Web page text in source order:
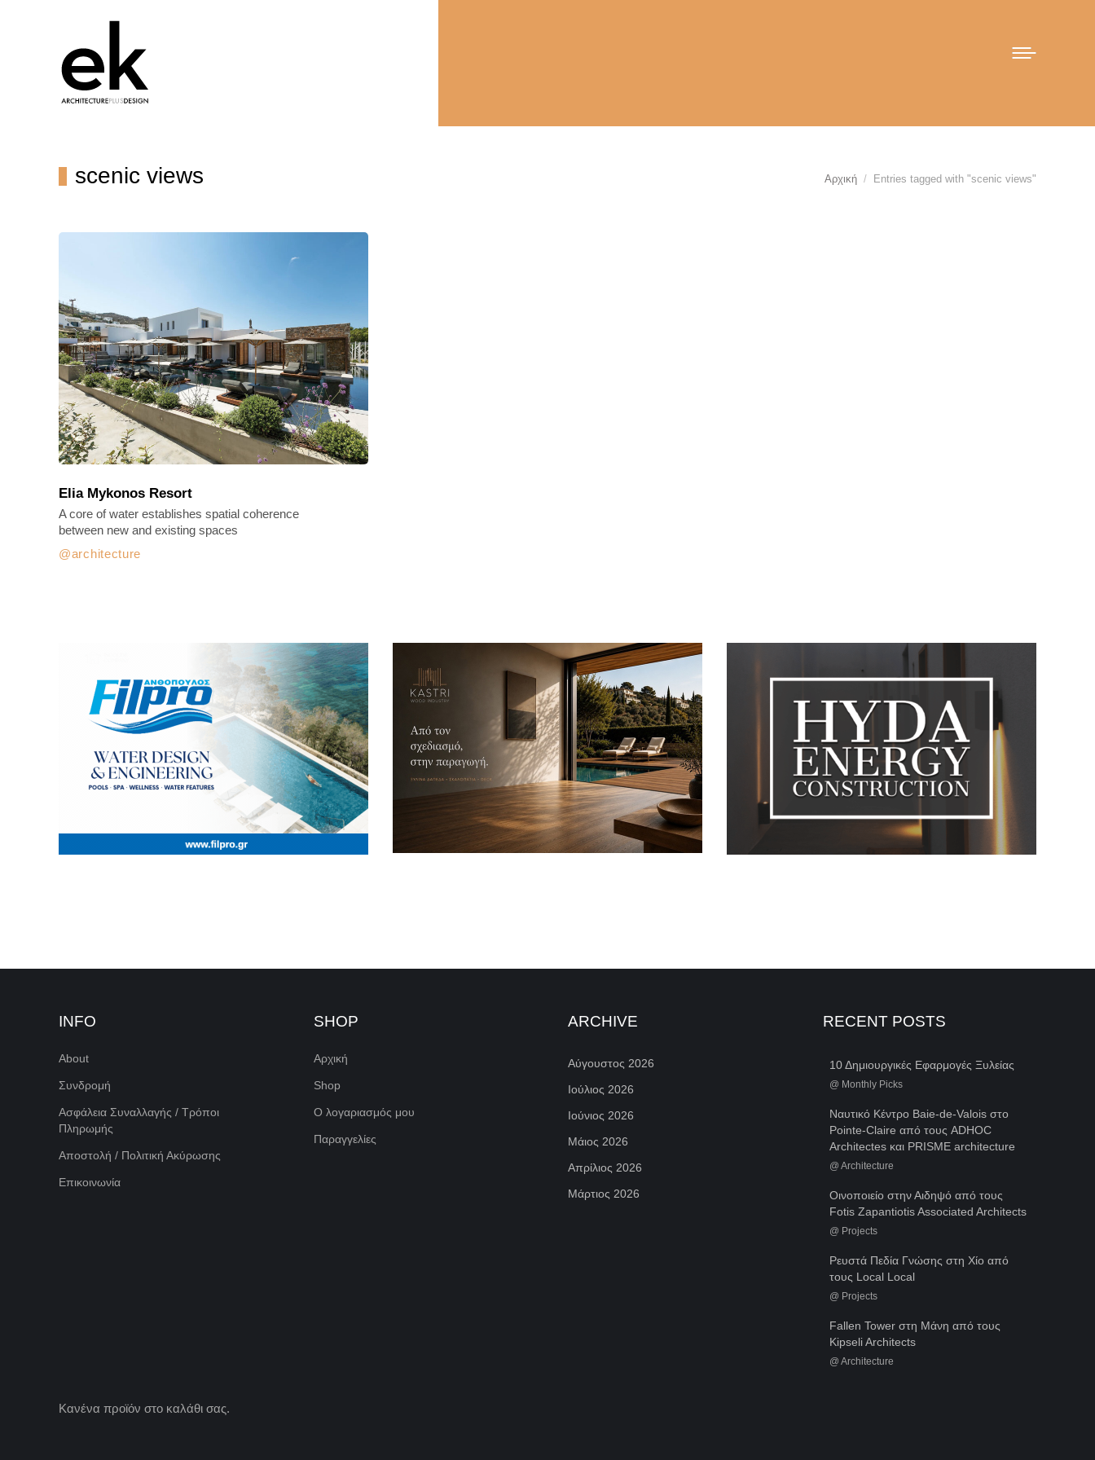
scenic views You are here:
Αρχική Entries tagged with "scenic views"
Εlia Mykonos Resort
architecture
A core of water establishes spatial coherence
between new and existing spaces
INFO
About
Συνδρομή
Ασφάλεια Συναλλαγής / Τρόποι
Πληρωμής
Αποστολή / Πολιτική Ακύρωσης
Επικοινωνία
SHOP
Αρχική
Shop
Ο λογαριασμός μου
Παραγγελίες
ARCHIVE
Αύγουστος 2026
Ιούλιος 2026
Ιούνιος 2026
Μάιος 2026
Απρίλιος 2026
Μάρτιος 2026
RECENT POSTS
10 Δημιουργικές Εφαρμογές Ξυλείας
@ Monthly Picks
Ναυτικό Κέντρο Baie-de-Valois στο
Pointe-Claire από τους ADHOC
Architectes και PRISME architecture
@ Architecture
Οινοποιείο στην Αιδηψό από τους
Fotis Zapantiotis Associated Architects
@ Projects
Ρευστά Πεδία Γνώσης στη Χίο από
τους Local Local
@ Projects
Fallen Tower στη Μάνη από τους
Kipseli Architects
@ Architecture
Κανένα προϊόν στο καλάθι σας.